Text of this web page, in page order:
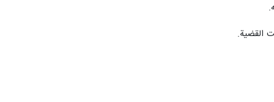
القضية.